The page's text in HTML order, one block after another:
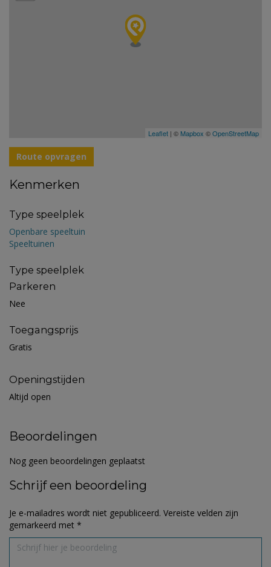
Leaflet | © Mapbox ©OpenStreetMap
Route opvragen
Kenmerken
Type speelplek
Openbare speeltuin
Speeltuinen
Type speelplek
Parkeren
Nee
Toegangsprijs
Gratis
Openingstijden
Altijd open
Beoordelingen
Nog geen beoordelingen geplaatst
Schrijf een beoordeling
Je e-mailadres wordt niet gepubliceerd. Vereiste velden zijn
gemarkeerd met *